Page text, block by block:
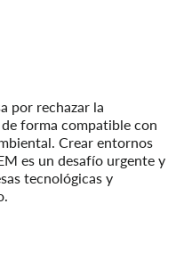
por rechazar la
forma compatible con
Crear entornos
es un desafío urgente y
tecnológicas y